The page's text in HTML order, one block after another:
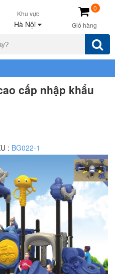
Khu vực
Hà Nội Giỏ hàng
0
cấp nhập khẩu
: BG022-1